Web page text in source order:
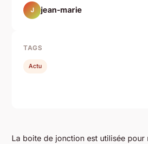
La boite de jonction est utilisée pour
J jean-marie
TAGS
Actu